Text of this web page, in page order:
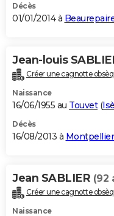
Décès
01/01/2014 à
Jean-louis
Créer une cagnotte
Naissance
16/06/1955 au Touvet(
Décès
16/08/2013 à Montpellier
Jean SABLIER (92
Créer une cagnotte
Naissance